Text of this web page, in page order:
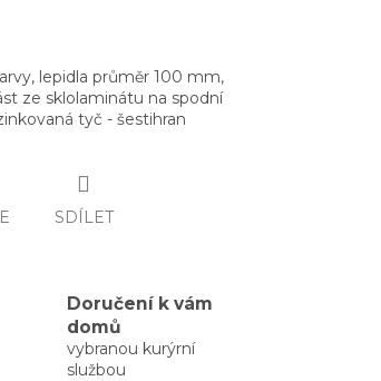
lepidla průměr 100 mm,
ze sklolaminátu na spodní
tyč - šestihran
SDÍLET
Doručení k vám
domů
vybranou kurýrní
službou